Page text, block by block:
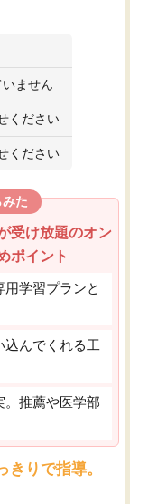
ません
ください
ください
た
受け放題のオン
ポイント
学習プランと
込んでくれる工
。推薦や医学部
りで指導。